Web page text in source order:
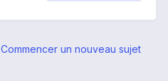
Commencer un nouveau sujet